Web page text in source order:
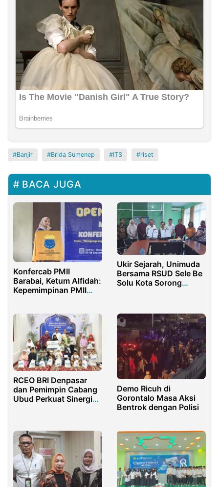
Banjir Brida Sumenep ITS riset
BACA JUGA
Konfercab PMII
Barabai, Ketum Alfidah:
Kepemimpinan PMII
Tangguh dan visioner
Ukir Sejarah, Unimuda
Bersama RSUD Sele Be
Solu Kota Sorong
RCEO BRI Denpasar
dan Pemimpin Cabang
Ubud Perkuat Sinergi
Demo Ricuh di
Gorontalo Masa Aksi
Bentrok dengan Polisi